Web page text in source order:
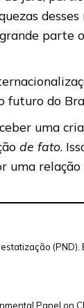
desses
parte
futuro do
uma
de fato.
uma
(PND).
Panel on